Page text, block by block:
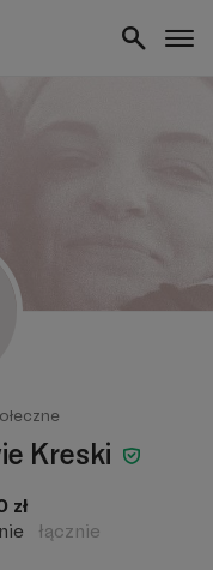
Kreski
zł
łącznie